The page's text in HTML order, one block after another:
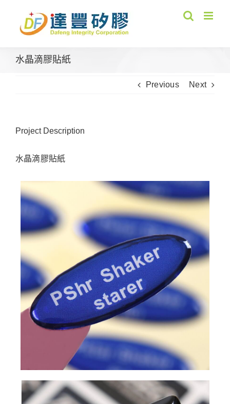
content
水晶滴膠貼紙
Previous Next
Project Description
水晶滴膠貼紙